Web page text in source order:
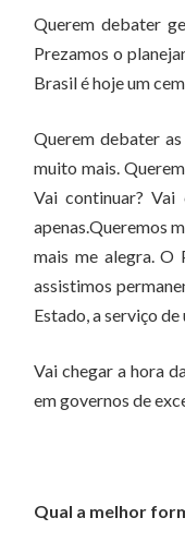
Querem debater
Prezamos o
Brasil é hoje um
Querem debater
muito mais.
Vai continuar?
apenas.Queremos
mais me alegra. O
assistimos
Estado, a serviço
Vai chegar a hora
em governos de
Qual a melhor